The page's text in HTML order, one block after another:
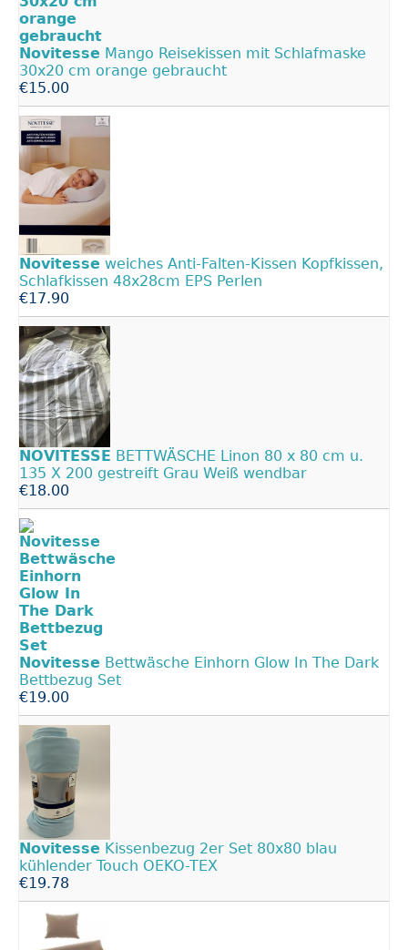
Novitesse Mango Reisekissen mit Schlafmaske
30x20 cm orange gebraucht
€15.00
Novitesse weiches Anti-Falten-Kissen Kopfkissen,
Schlafkissen 48x28cm EPS Perlen
€17.90
NOVITESSE BETTWÄSCHE Linon 80 x 80 cm u.
135 X 200 gestreift Grau Weiß wendbar
€18.00
Novitesse Bettwäsche Einhorn Glow In The Dark
Bettbezug Set
€19.00
Novitesse Kissenbezug 2er Set 80x80 blau
kühlender Touch OEKO-TEX
€19.78